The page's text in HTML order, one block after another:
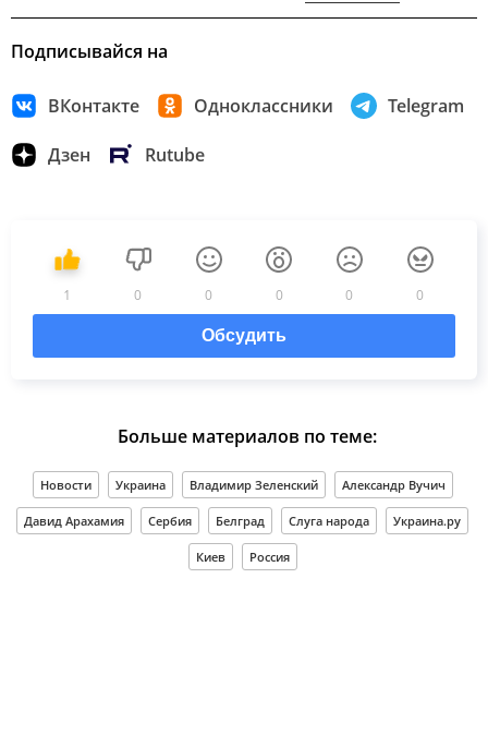
Подписывайся на
ВКонтакте Одноклассники Telegram
Дзен Rutube
1 0 0 0 0 0
Обсудить
Больше материалов по теме:
Новости Украина Владимир Зеленский Александр Вучич
Давид Арахамия Сербия Белград Слуга народа Украина.ру
Киев Россия